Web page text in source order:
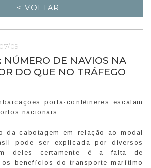
< VOLTAR
09
NÚMERO DE NAVIOS NA
DO QUE NO TRÁFEGO
porta-contêineres escalam
nacionais.
da cabotagem em relação ao modal
pode ser explicada por diversos
deles certamente é a falta de
benefícios do transporte marítimo